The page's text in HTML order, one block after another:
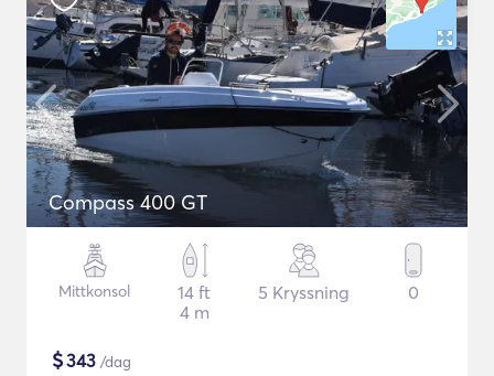
Compass 400 GT
Mittkonsol
14 ft
4 m
5 Kryssning 0
$343 /dag